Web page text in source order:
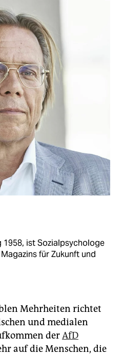
1958, ist Sozialpsychologe
für Zukunft und
Mehrheiten richtet
und medialen
derAfD
auf die Menschen, die